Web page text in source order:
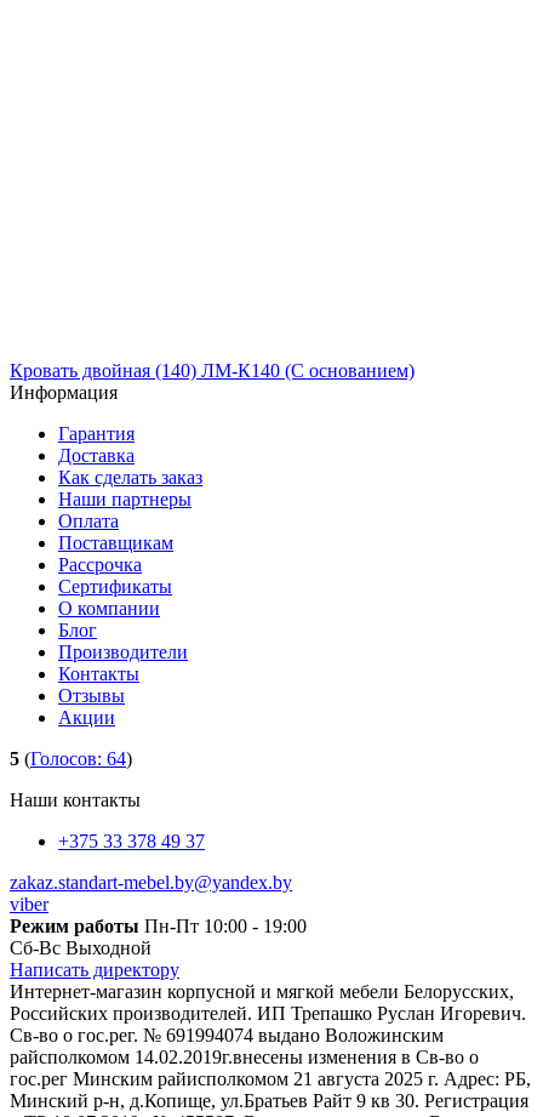
Кровать двойная (140) ЛМ-К140 (С основанием)
Информация
Гарантия
Доставка
Как сделать заказ
Наши партнеры
Оплата
Поставщикам
Рассрочка
Сертификаты
О компании
Блог
Производители
Контакты
Отзывы
Акции
5 (Голосов: 64)
Наши контакты
+375 33 378 49 37
zakaz.standart-mebel.by@yandex.by
viber
Режим работы Пн-Пт 10:00 - 19:00
Сб-Вс Выходной
Написать директору
Интернет-магазин корпусной и мягкой мебели Белорусских,
Российских производителей. ИП Трепашко Руслан Игоревич.
Св-во о гос.рег. № 691994074 выдано Воложинским
райсполкомом 14.02.2019г.внесены изменения в Св-во о
гос.рег Минским райисполкомом 21 августа 2025 г. Адрес: РБ,
Минский р-н, д.Копище, ул.Братьев Райт 9 кв 30. Регистрация